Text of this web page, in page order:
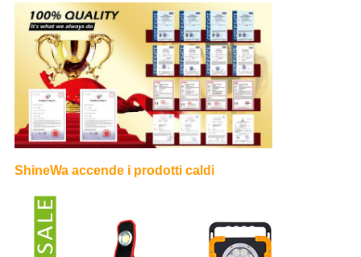
ShineWa accende i prodotti caldi